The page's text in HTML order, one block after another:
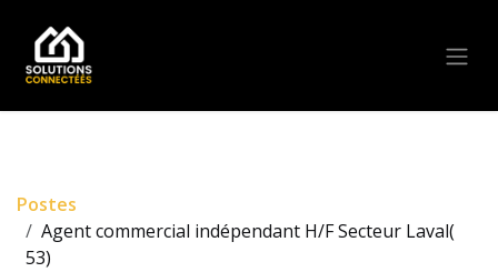
Postes
Agent commercial indépendant H/F Secteur Laval(
53)